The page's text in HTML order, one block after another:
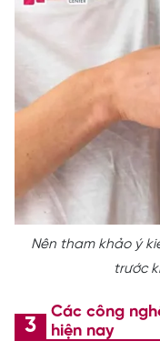
Nên tham khảo ý
trước
Các công
hiện nay